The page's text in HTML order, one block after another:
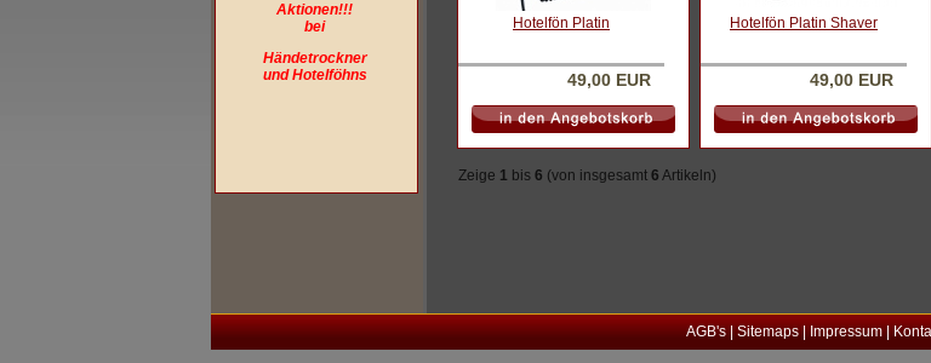
Aktionen!!!
bei
Händetrockner
und Hotelföhns
Hotelfön Platin
49,00 EUR
Hotelfön Platin Shaver
49,00 EUR
Zeige 1 bis 6 (von insgesamt 6 Artikeln)
AGB's|Sitemaps|Impressum|